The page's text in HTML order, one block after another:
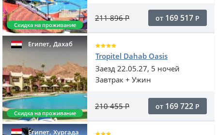
Скидка на проживание
211 896Р от 169 517 Р
Египет,Дахаб
Скидка на проживание
Tropitel Dahab Oasis
Заезд 22.05.27, 5 ночей
Завтрак + Ужин
210 455Р от 169 722 Р
Египет,Хургада